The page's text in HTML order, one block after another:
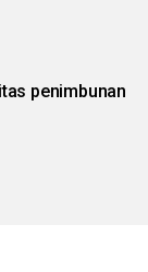
penimbunan